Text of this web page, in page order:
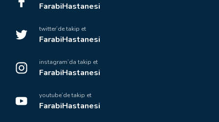
FarabiHastanesi
twitter’de takip et
FarabiHastanesi
instagram’da takip et
FarabiHastanesi
youtube’de takip et
FarabiHastanesi